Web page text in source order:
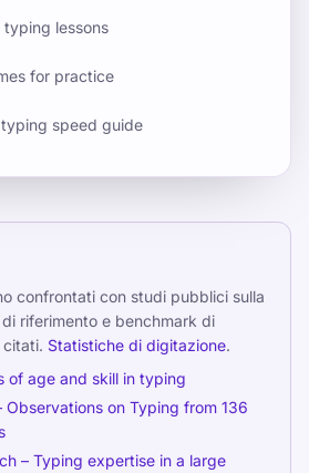
lessons
for practice
speed guide
confrontati con studi pubblici sulla
riferimento e benchmark di
citati. Statistiche di digitazione.
of age and skill in typing
Observations on Typing from 136
– Typing expertise in a large